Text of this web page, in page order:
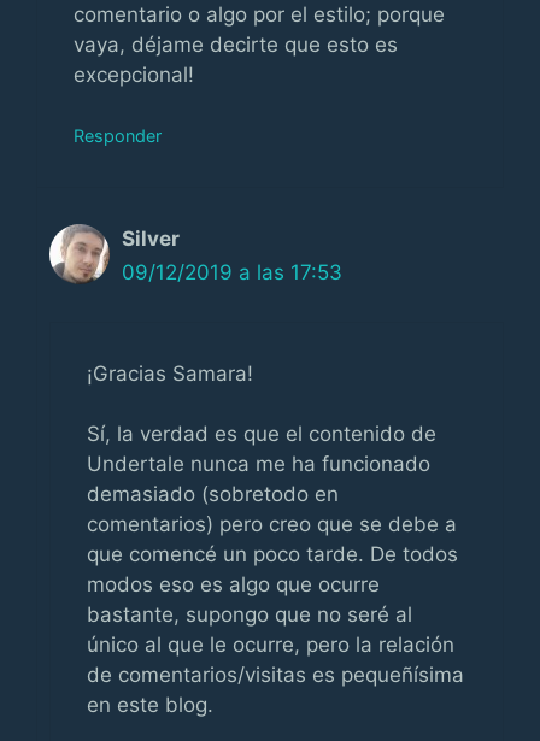
comentario o algo por el estilo; porque
vaya, déjame decirte que esto es
excepcional!
Responder
Silver
09/12/2019 a las 17:53
¡Gracias Samara!
Sí, la verdad es que el contenido de
Undertale nunca me ha funcionado
demasiado (sobretodo en
comentarios) pero creo que se debe a
que comencé un poco tarde. De todos
modos eso es algo que ocurre
bastante, supongo que no seré al
único al que le ocurre, pero la relación
de comentarios/visitas es pequeñísima
en este blog.